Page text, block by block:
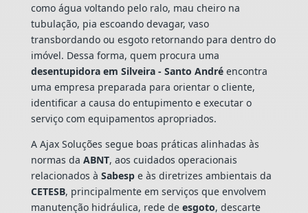
como água voltando pelo ralo, mau cheiro na
tubulação, pia escoando devagar, vaso
transbordando ou esgoto retornando para dentro do
imóvel. Dessa forma, quem procura uma
desentupidora em Silveira - Santo Andréencontra
uma empresa preparada para orientar o cliente,
identificar a causa do entupimento e executar o
serviço com equipamentos apropriados.
A Ajax Soluções segue boas práticas alinhadas às
normas da ABNT, aos cuidados operacionais
relacionados à Sabespe às diretrizes ambientais da
CETESB, principalmente em serviços que envolvem
manutenção hidráulica, rede de esgoto, descarte